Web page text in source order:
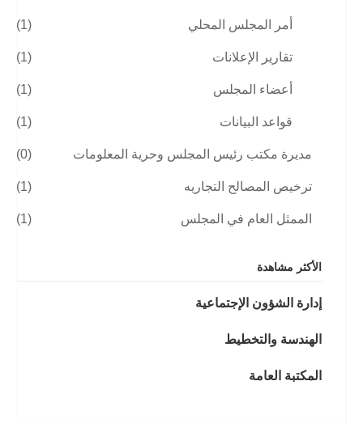
أمر المجلس المحلي (1)
تقارير الإعلانات (1)
أعضاء المجلس (1)
قواعد البيانات (1)
مديرة مكتب رئيس المجلس وحرية المعلومات (0)
ترخيص المصالح التجاريه (1)
الممثل العام في المجلس (1)
الأكثر مشاهدة
إدارة الشؤون الإجتماعية
الهندسة والتخطيط
المكتبة العامة